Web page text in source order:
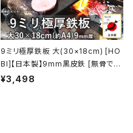
9ミリ極厚鉄板 大(30×18cm) [HO
BI]【日本製】9mm黒皮鉄 [無骨でタ
フ] 業務用 厨房 店舗 焼肉 焼き鳥 グ
¥3,498